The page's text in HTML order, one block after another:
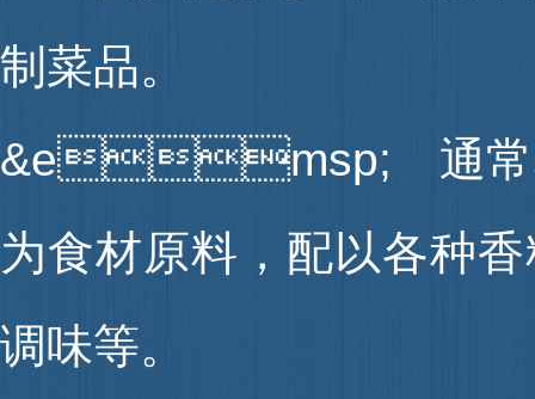
制菜品。
&emsp; 通常料理
为食材原料，配以各种
调味等。